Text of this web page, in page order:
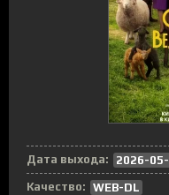
Дата выхода:
2026-
Качество: WEB-DL